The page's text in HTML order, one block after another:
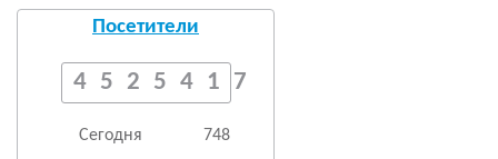
Посетители
4525417
Сегодня
748